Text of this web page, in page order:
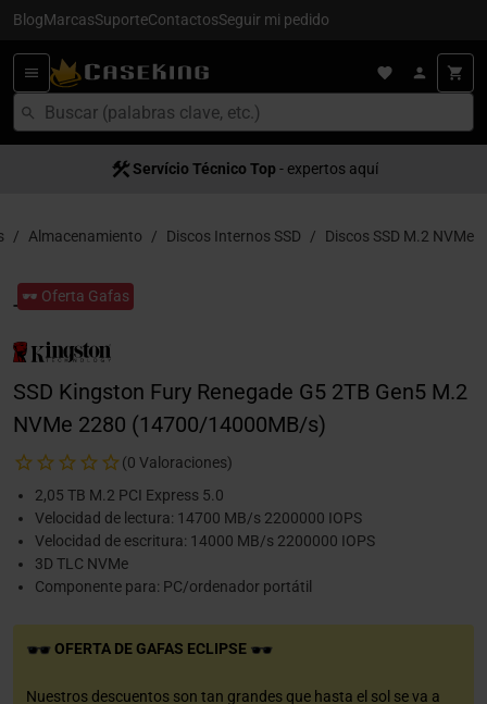
BlogMarcasSuporteContactosSeguir mi pedido
Servício Técnico Top - expertos aquí
Almacenamiento Discos Internos SSD Discos SSD M.2 NVMe
🕶️ Oferta Gafas
SSD Kingston Fury Renegade G5 2TB Gen5 M.2
NVMe 2280 (14700/14000MB/s)
(0 Valoraciones)
2,05 TB M.2 PCI Express 5.0
Velocidad de lectura: 14700 MB/s 2200000 IOPS
Velocidad de escritura: 14000 MB/s 2200000 IOPS
3D TLC NVMe
Componente para: PC/ordenador portátil
OFERTA DE GAFAS ECLIPSE
Nuestros descuentos son tan grandes que hasta el sol se va a